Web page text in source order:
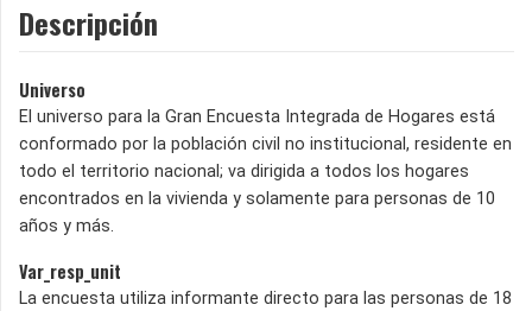
Descripción
Universo
El universo para la Gran Encuesta Integrada de Hogares está
conformado por la población civil no institucional, residente en
todo el territorio nacional; va dirigida a todos los hogares
encontrados en la vivienda y solamente para personas de 10
años y más.
Var_resp_unit
La encuesta utiliza informante directo para las personas de 18